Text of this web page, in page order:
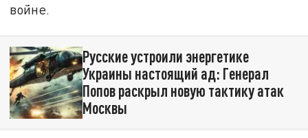
войне.
Русские устроили энергетике
Украины настоящий ад: Генерал
Попов раскрыл новую тактику атак
Москвы